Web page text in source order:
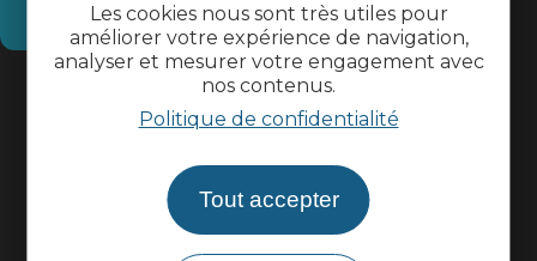
Les cookies nous sont très utiles pour
améliorer votre expérience de navigation,
analyser et mesurer votre engagement avec
nos contenus.
Politique de confidentialité
Tout accepter
Comment venir ?
Informations pratiques
Espace pros
Espace groupes